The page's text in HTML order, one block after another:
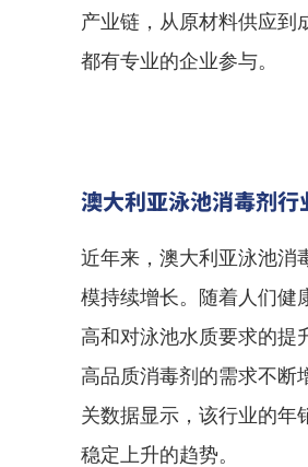
产业链，从原材料供应到
都有专业的企业参与。
澳大利亚泳池消毒剂行
近年来，澳大利亚泳池消
模持续增长。随着人们健
高和对泳池水质要求的提
高品质消毒剂的需求不断
关数据显示，该行业的年
稳定上升的趋势。